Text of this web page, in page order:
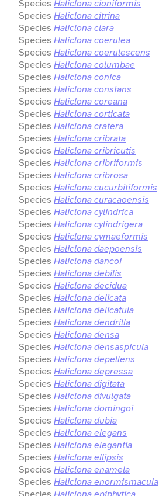
Species Haliclona cioniformis
Species Haliclona citrina
Species Haliclona clara
Species Haliclona coerulea
Species Haliclona coerulescens
Species Haliclona columbae
Species Haliclona conica
Species Haliclona constans
Species Haliclona coreana
Species Haliclona corticata
Species Haliclona cratera
Species Haliclona cribrata
Species Haliclona cribricutis
Species Haliclona cribriformis
Species Haliclona cribrosa
Species Haliclona cucurbitiformis
Species Haliclona curacaoensis
Species Haliclona cylindrica
Species Haliclona cylindrigera
Species Haliclona cymaeformis
Species Haliclona daepoensis
Species Haliclona dancoi
Species Haliclona debilis
Species Haliclona decidua
Species Haliclona delicata
Species Haliclona delicatula
Species Haliclona dendrilla
Species Haliclona densa
Species Haliclona densaspicula
Species Haliclona depellens
Species Haliclona depressa
Species Haliclona digitata
Species Haliclona divulgata
Species Haliclona domingoi
Species Haliclona dubia
Species Haliclona elegans
Species Haliclona elegantia
Species Haliclona ellipsis
Species Haliclona enamela
Species Haliclona enormismacula